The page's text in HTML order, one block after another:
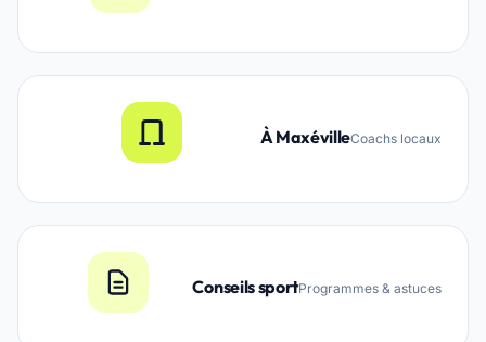
À MaxévilleCoachs locaux
Conseils sportProgrammes & astuces